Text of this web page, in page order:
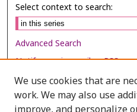
Select context to search:
Advanced Search
Notify me via email orRSS
Browse
Collections
We use cookies that are
work. We may also use